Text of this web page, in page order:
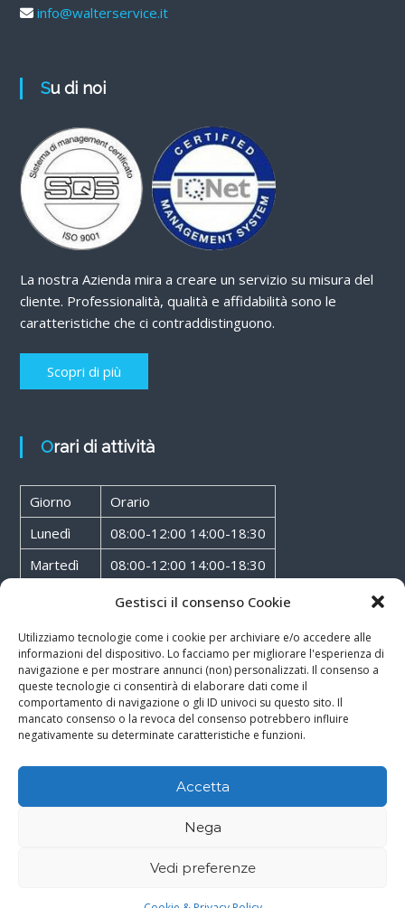
Gestisci il consenso Cookie
Utilizziamo tecnologie come i cookie per archiviare e/o accedere alle
informazioni del dispositivo. Lo facciamo per migliorare l'esperienza di
navigazione e per mostrare annunci (non) personalizzati. Il consenso a
queste tecnologie ci consentirà di elaborare dati come il
comportamento di navigazione o gli ID univoci su questo sito. Il
mancato consenso o la revoca del consenso potrebbero influire
negativamente su determinate caratteristiche e funzioni.
Accetta
Nega
Vedi preferenze
info@walterservice.it
Su di noi
La nostra Azienda mira a creare un servizio su misura del
cliente. Professionalità, qualità e affidabilità sono le
caratteristiche che ci contraddistinguono.
Scopri di più
Orari di attività
Giorno
Orario
Lunedì
08:00-12:00 14:00-18:30
Martedì
08:00-12:00 14:00-18:30
08:00-12:00 14:00-18:30
Giovedì
08:00-12:00 14:00-18:30
Venerdì
08:00-12:00 14:00-18:30
Sabato
08:00-12:00
Rossoxweb